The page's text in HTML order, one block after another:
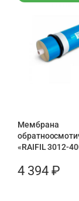
Мембрана
«RAIFIL 3012-
4 394 ₽